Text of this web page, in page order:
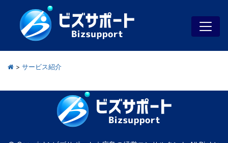
> サービス紹介